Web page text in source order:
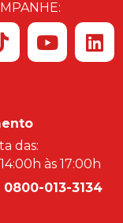
das:
às 17:00h
0800-013-3134